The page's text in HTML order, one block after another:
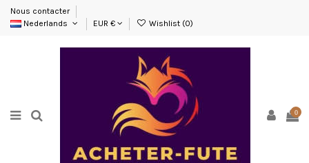
Nous contacter
Nederlands
EUR € Wishlist (0)
0